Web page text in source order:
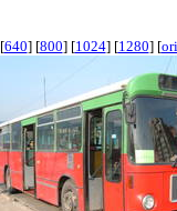
[640] [800] [1024] [1280] [